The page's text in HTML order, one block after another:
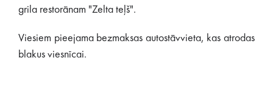
grila restorānam "Zelta teļš".
Viesiem pieejama bezmaksas autostāvvieta, kas atrodas
blakus viesnīcai.